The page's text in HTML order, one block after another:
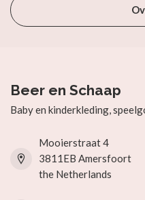
Beer en Schaap
Baby en kinderkleding,
Mooierstraat 4
3811EB Amersfoort
the Netherlands